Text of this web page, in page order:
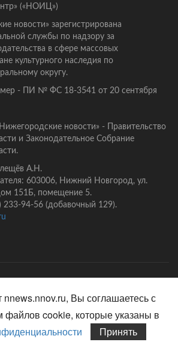
(«НОИЦ»)
новости» зарегистрирована
службы по надзору за
в сфере массовых
культурного наследия по
округу.
- ПИ № ФС 18-3541 от 20 сентября
новости» - Правительство
и Законодательное Собрание
А.Н.
603006, Нижний Новгород, ул.
151Б, помещение 5.
233-94-56 (добавочный 129).
nnews.nnov.ru, Вы соглашаетесь с
файлов cookie, которые указаны в
Принять